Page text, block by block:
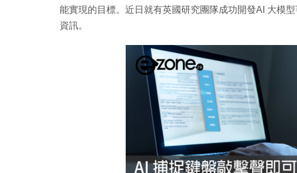
能實現的目標。近日就有英國研究團隊成功開發AI 大模
資訊。